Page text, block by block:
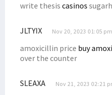
write thesis casinos
JLTYIX Nov 20, 2023 01:05 pm
amoxicillin price buy
over the counter
SLEAXA Nov 21, 2023 02:21